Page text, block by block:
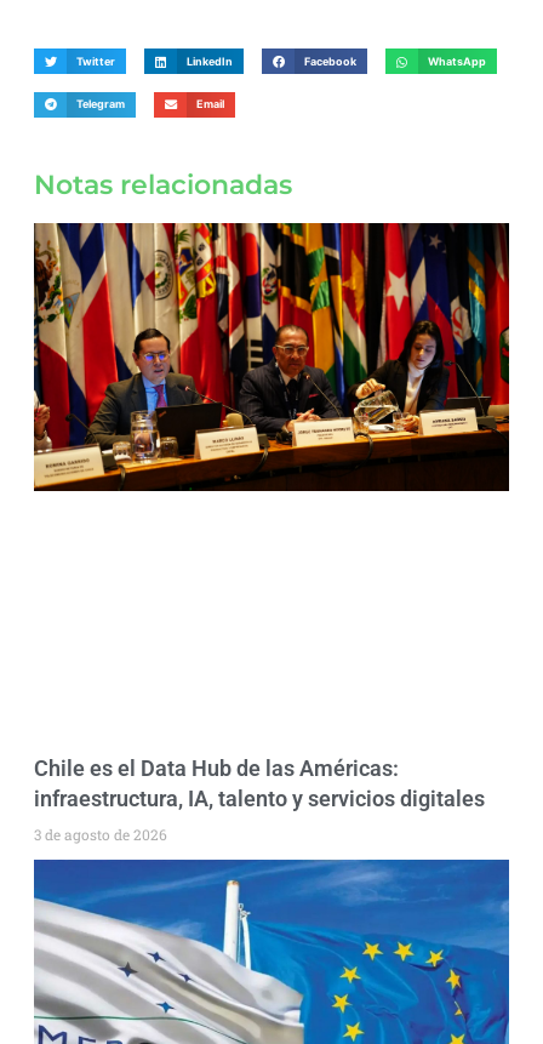
Twitter LinkedIn Facebook WhatsApp
Telegram Email
Notas relacionadas
Chile es el Data Hub de las Américas:
infraestructura, IA, talento y servicios digitales
3 de agosto de 2026